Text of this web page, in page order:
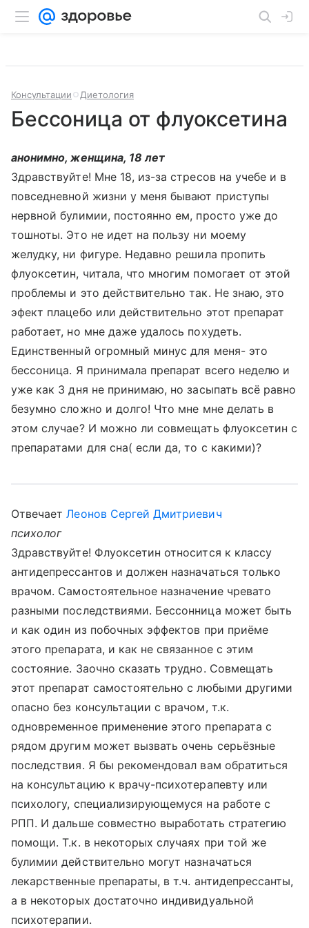
Консультации Диетология
Бессоница от флуоксетина
анонимно, женщина, 18 лет
Здравствуйте! Мне 18, из-за стресов на учебе и в
повседневной жизни у меня бывают приступы
нервной булимии, постоянно ем, просто уже до
тошноты. Это не идет на пользу ни моему
желудку, ни фигуре. Недавно решила пропить
флуоксетин, читала, что многим помогает от этой
проблемы и это действительно так. Не знаю, это
эфект плацебо или действительно этот препарат
работает, но мне даже удалось похудеть.
Единственный огромный минус для меня- это
бессоница. Я принимала препарат всего неделю и
уже как 3 дня не принимаю, но засыпать всё равно
безумно сложно и долго! Что мне мне делать в
этом случае? И можно ли совмещать флуоксетин с
препаратами для сна( если да, то с какими)?
ОтвечаетЛеонов Сергей Дмитриевич
психолог
Здравствуйте! Флуоксетин относится к классу
антидепрессантов и должен назначаться только
врачом. Самостоятельное назначение чревато
разными последствиями. Бессонница может быть
и как один из побочных эффектов при приёме
этого препарата, и как не связанное с этим
состояние. Заочно сказать трудно. Совмещать
этот препарат самостоятельно с любыми другими
опасно без консультации с врачом, т.к.
одновременное применение этого препарата с
рядом другим может вызвать очень серьёзные
последствия. Я бы рекомендовал вам обратиться
на консультацию к врачу-психотерапевту или
психологу, специализирующемуся на работе с
РПП. И дальше совместно выработать стратегию
помощи. Т.к. в некоторых случаях при той же
булимии действительно могут назначаться
лекарственные препараты, в т.ч. антидепрессанты,
а в некоторых достаточно индивидуальной
психотерапии.